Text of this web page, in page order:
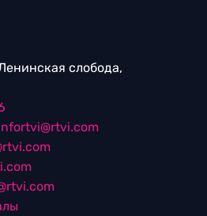
слобода,